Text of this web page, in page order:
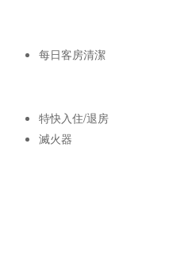
每日客房清潔
特快入住/退房
滅火器